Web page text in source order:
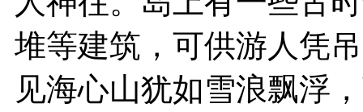
堆等建筑，可供游人凭
见海心山犹如雪浪飘浮